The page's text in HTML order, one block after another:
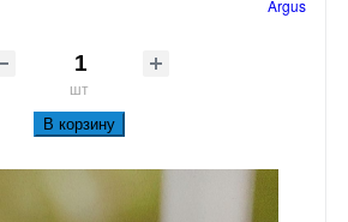
Argus
шт
В корзину